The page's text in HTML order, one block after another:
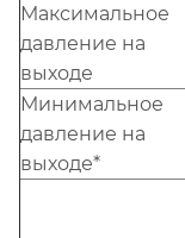
Максимальное
давление на
выходе
Минимальное
давление на
выходе*